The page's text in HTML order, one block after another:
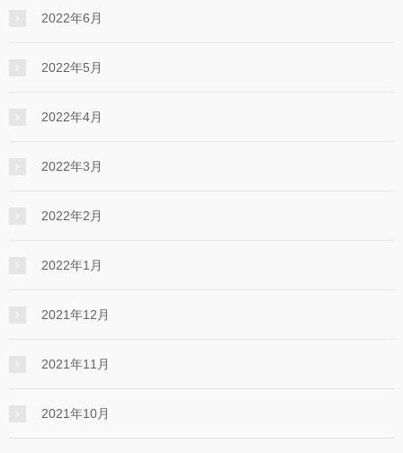
2022年6月
2022年5月
2022年4月
2022年3月
2022年2月
2022年1月
2021年12月
2021年11月
2021年10月